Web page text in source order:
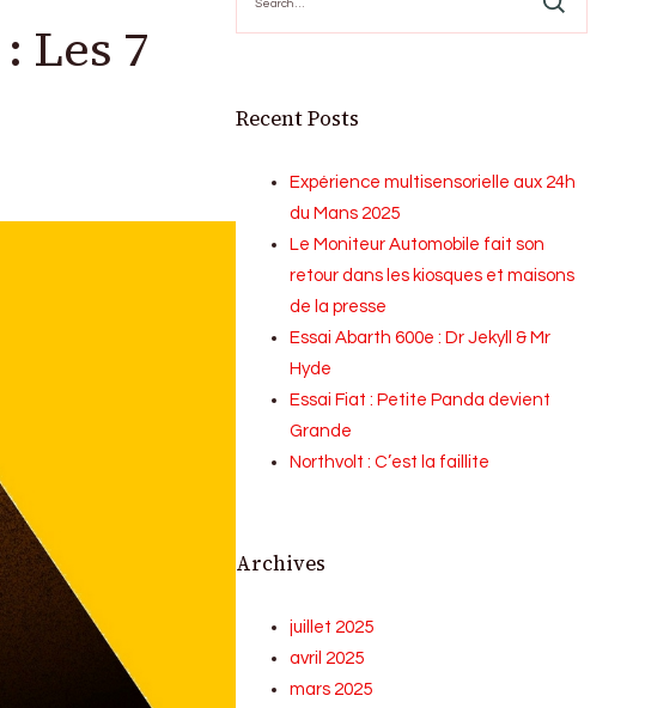
Les 7
Recent Posts
Expérience multisensorielle aux 24h
du Mans 2025
Le Moniteur Automobile fait son
retour dans les kiosques et maisons
de la presse
Essai Abarth 600e : Dr Jekyll & Mr
Hyde
Essai Fiat : Petite Panda devient
Grande
Northvolt : C’est la faillite
Archives
juillet 2025
avril 2025
mars 2025